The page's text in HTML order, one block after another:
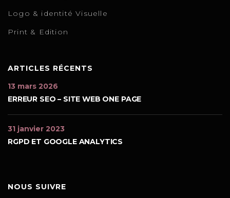
Logo & identité Visuelle
Print & Edition
ARTICLES RÉCENTS
ERREUR SEO – SITE WEB ONE PAGE
13 mars 2026
RGPD ET GOOGLE ANALYTICS
31 janvier 2023
NOUS SUIVRE